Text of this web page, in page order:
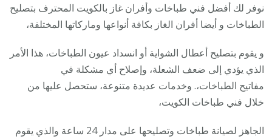
نوفر لك أفضل فني طباخات وأفران غاز بالكويت المحترف بتصليح
الطباخات و أيضا أفران الغاز بكافة أنواعها وماركاتها المختلفة،
و يقوم بتصليح أعطال الشواية أو انسداد عيون الطباخات، هذا الأمر
الذي يؤدي إلى ضعف الشعلة، وإصلاح أي مشكلة في
مفاتيح الطباخات،. وخدمات عديدة متنوعة، ستحصل عليها من
خلال فني طباخات الكويت،
الجاهز لصيانة طباخات وتصليحها على مدار 24 ساعة والذي يقوم